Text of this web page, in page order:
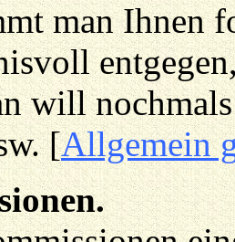
man Ihnen
will
[Allgemein